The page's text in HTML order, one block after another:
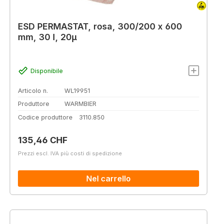
ESD PERMASTAT, rosa, 300/200 x 600
mm, 30 l, 20µ
Disponibile
Articolo n.
WL19951
Produttore
WARMBIER
Codice produttore
3110.850
Prezzo normale:
135,46 CHF
Prezzi escl. IVA più costi di spedizione
Nel carrello